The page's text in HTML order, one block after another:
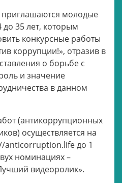
приглашаются молодые
до 35 лет, которым
конкурсные работы
коррупции!», отразив в
о борьбе с
и значение
в данном
(антикоррупционных
осуществляется на
anticorruption.life до 1
номинациях –
видеоролик».